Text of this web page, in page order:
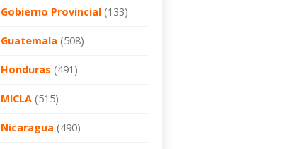
Gobierno Provincial (133)
Guatemala (508)
Honduras (491)
MICLA (515)
Nicaragua (490)